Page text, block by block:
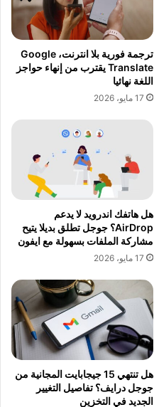
ترجمة فورية بلا انترنت، Google
Translate يقترب من إنهاء حواجز
اللغة نهائيا
17 مايو، 2026
هل هاتفك اندرويد لا يدعم
AirDrop؟ جوجل تطلق بديلا يتيح
مشاركة الملفات بسهولة مع ايفون
17 مايو، 2026
هل تنتهي 15 جيجابايت المجانية من
جوجل درايف؟ تفاصيل التغيير
الجديد في التخزين